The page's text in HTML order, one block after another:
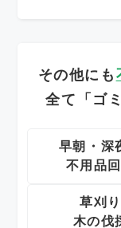
その他にも
全て「ゴ
早朝・深
不用品
草刈り
木の伐